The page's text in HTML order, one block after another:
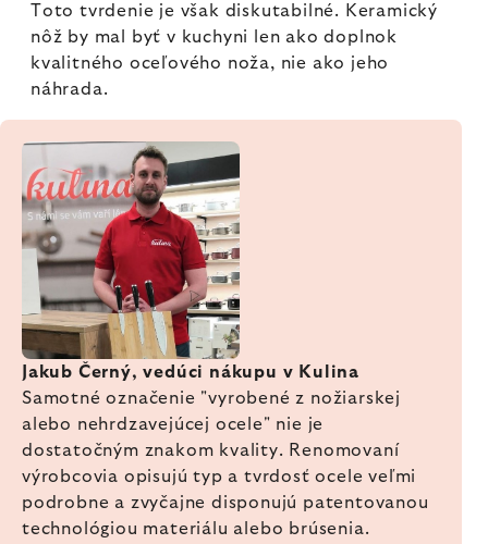
Toto tvrdenie je však diskutabilné. Keramický
nôž by mal byť v kuchyni len ako doplnok
kvalitného oceľového noža, nie ako jeho
náhrada.
Jakub Černý, vedúci nákupu v Kulina
Samotné označenie "vyrobené z nožiarskej
alebo nehrdzavejúcej ocele" nie je
dostatočným znakom kvality. Renomovaní
výrobcovia opisujú typ a tvrdosť ocele veľmi
podrobne a zvyčajne disponujú patentovanou
technológiou materiálu alebo brúsenia.